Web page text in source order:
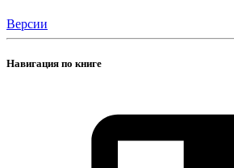
Версии
Навигация по книге